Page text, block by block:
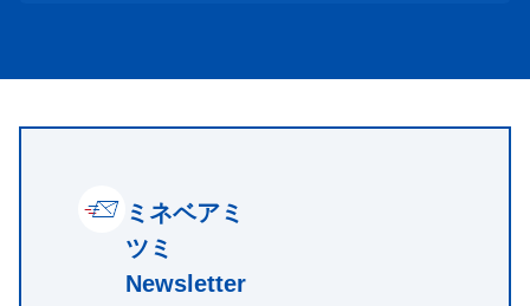
ミネベアミ
ツミ
Newsletter